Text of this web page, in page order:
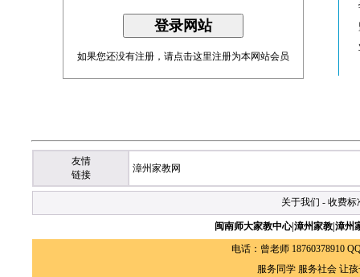
如果您还没有注册，请点击这里注册为本网站会员
友情
链接
漳州家教网
关于我们 - 收费标
闽南师大家教中心|漳州家教|漳州
电话：曾老师 18760378910
服务同学 服务社会 让